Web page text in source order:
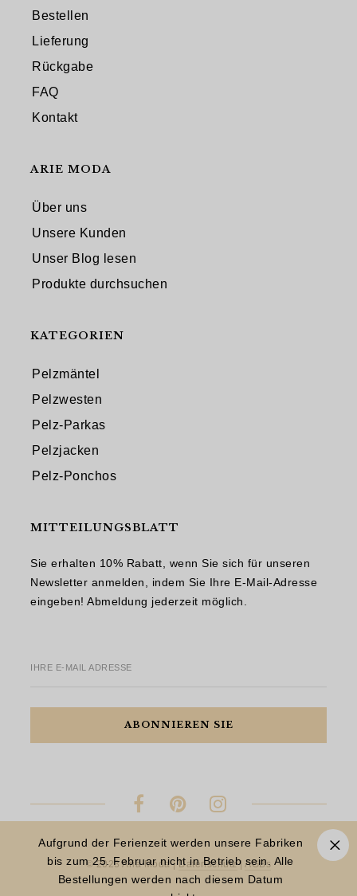
Aufgrund der Ferienzeit werden unsere Fabriken
bis zum 25. Februar nicht in Betrieb sein. Alle
Bestellungen werden nach diesem Datum
Bestellen
Lieferung
Rückgabe
FAQ
Kontakt
ARIE MODA
Über uns
Unsere Kunden
Unser Blog lesen
Produkte durchsuchen
KATEGORIEN
Pelzmäntel
Pelzwesten
Pelz-Parkas
Pelzjacken
Pelz-Ponchos
MITTEILUNGSBLATT
Sie erhalten 10% Rabatt, wenn Sie sich für unseren
Newsletter anmelden, indem Sie Ihre E-Mail-Adresse
eingeben! Abmeldung jederzeit möglich.
IHRE E-MAIL ADRESSE
© 2023 Aria Moda |Datenschutz| AGBs